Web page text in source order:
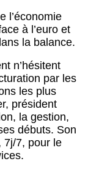
l’économie
à l’euro et
la balance.
n’hésitent
par les
les plus
président
la gestion,
débuts. Son
7j/7, pour le